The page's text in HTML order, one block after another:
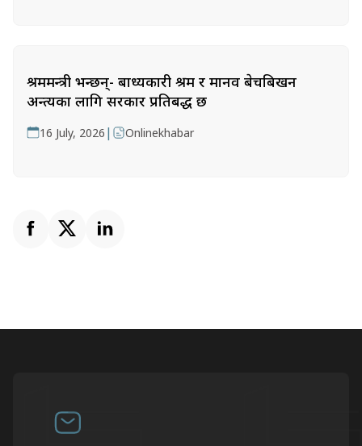
श्रममन्त्री भन्छन्- बाध्यकारी श्रम र मानव बेचबिखन
अन्त्यका लागि सरकार प्रतिबद्ध छ
16 July, 2026 | Onlinekhabar